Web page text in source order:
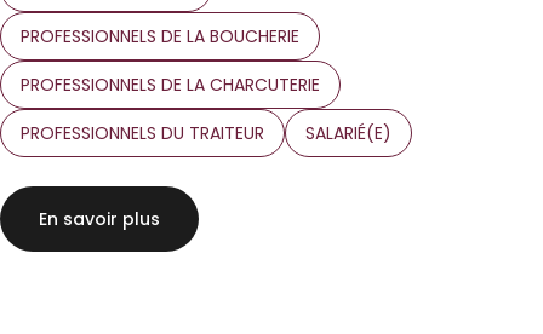
PROFESSIONNELS DE LA BOUCHERIE
PROFESSIONNELS DE LA CHARCUTERIE
PROFESSIONNELS DU TRAITEUR
SALARIÉ(E)
En savoir plus